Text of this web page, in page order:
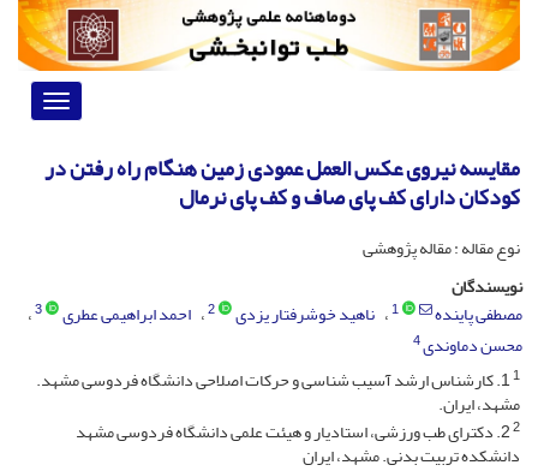
Toggle
مقایسه نیروی عکس العمل عمودی زمین هنگام راه رفتن در
کودکان دارای کف پای صاف و کف پای نرمال
نوع مقاله : مقاله پژوهشی
نویسندگان
مصطفی پاینده
1 ناهید خوشرفتار یزدی 2 احمد ابراهیمی عطری 3
محسن دماوندی4
1 1. کارشناس ارشد آسیب شناسی و حرکات اصلاحی دانشگاه فردوسی مشهد.
مشهد، ایران.
2 2. دکترای طب ورزشی، استادیار و هیئت علمی دانشگاه فردوسی مشهد
دانشکده تربیت بدنی. مشهد، ایران